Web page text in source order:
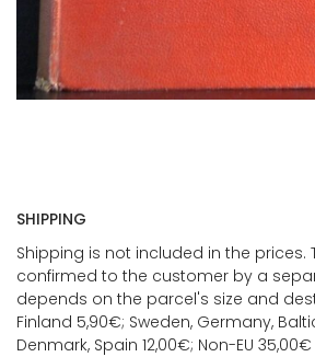
SHIPPING
Shipping is not included in the prices.
confirmed to the customer by a
depends on the parcel's size and
Finland 5,90€; Sweden, Germany,
Denmark, Spain 12,00€; Non-EU 35,00€